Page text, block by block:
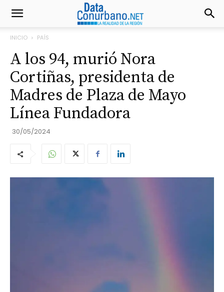
INICIO PAÍS
A los 94, murió Nora
Cortiñas, presidenta de
Madres de Plaza de Mayo
Línea Fundadora
30/05/2024